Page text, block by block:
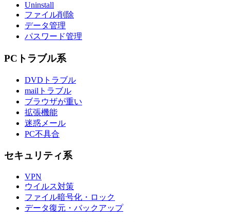
Uninstall
ファイル削除
データ管理
パスワード管理
PCトラブル系
DVDトラブル
mailトラブル
ブラウザが重い
拡張機能
迷惑メール
PC不具合
セキュリティ系
VPN
ウイルス対策
ファイル暗号化・ロック
データ復元・バックアップ